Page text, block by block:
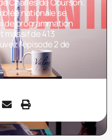
Charles de Courson.
nationale se
de programmation
massif de 413
l’épisode 2 de